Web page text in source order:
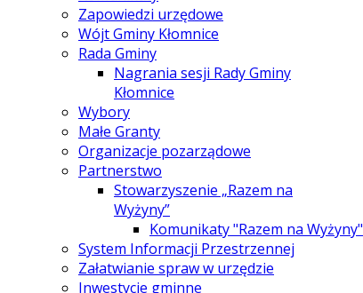
Zapowiedzi urzędowe
Wójt Gminy Kłomnice
Rada Gminy
Nagrania sesji Rady Gminy
Kłomnice
Wybory
Małe Granty
Organizacje pozarządowe
Partnerstwo
Stowarzyszenie „Razem na
Wyżyny”
Komunikaty "Razem na Wyżyny"
System Informacji Przestrzennej
Załatwianie spraw w urzędzie
Inwestycje gminne